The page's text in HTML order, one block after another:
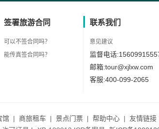
签署旅游合同
可以不签合同吗？
能传真签合同吗？
联系我们
意见建议
监督电话
邮箱:tour@xjlxw.com
客服:400-099-2065
馆 | 商旅租车 | 景点门票 | 帮助中心 | 友情链接